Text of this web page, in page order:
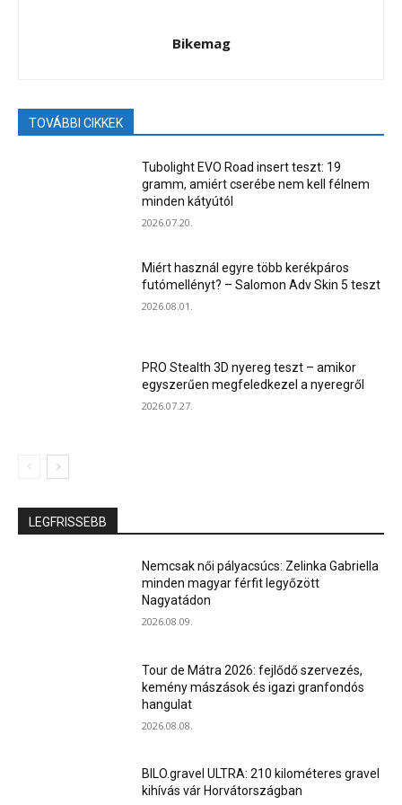
Bikemag
TOVÁBBI CIKKEK
Tubolight EVO Road insert teszt: 19
gramm, amiért cserébe nem kell félnem
minden kátyútól
2026.07.20.
Miért használ egyre több kerékpáros
futómellényt? – Salomon Adv Skin 5 teszt
2026.08.01.
PRO Stealth 3D nyereg teszt – amikor
egyszerűen megfeledkezel a nyeregről
2026.07.27.
LEGFRISSEBB
Nemcsak női pályacsúcs: Zelinka Gabriella
minden magyar férfit legyőzött
Nagyatádon
2026.08.09.
Tour de Mátra 2026: fejlődő szervezés,
kemény mászások és igazi granfondós
hangulat
2026.08.08.
BILO.gravel ULTRA: 210 kilométeres gravel
kihívás vár Horvátországban